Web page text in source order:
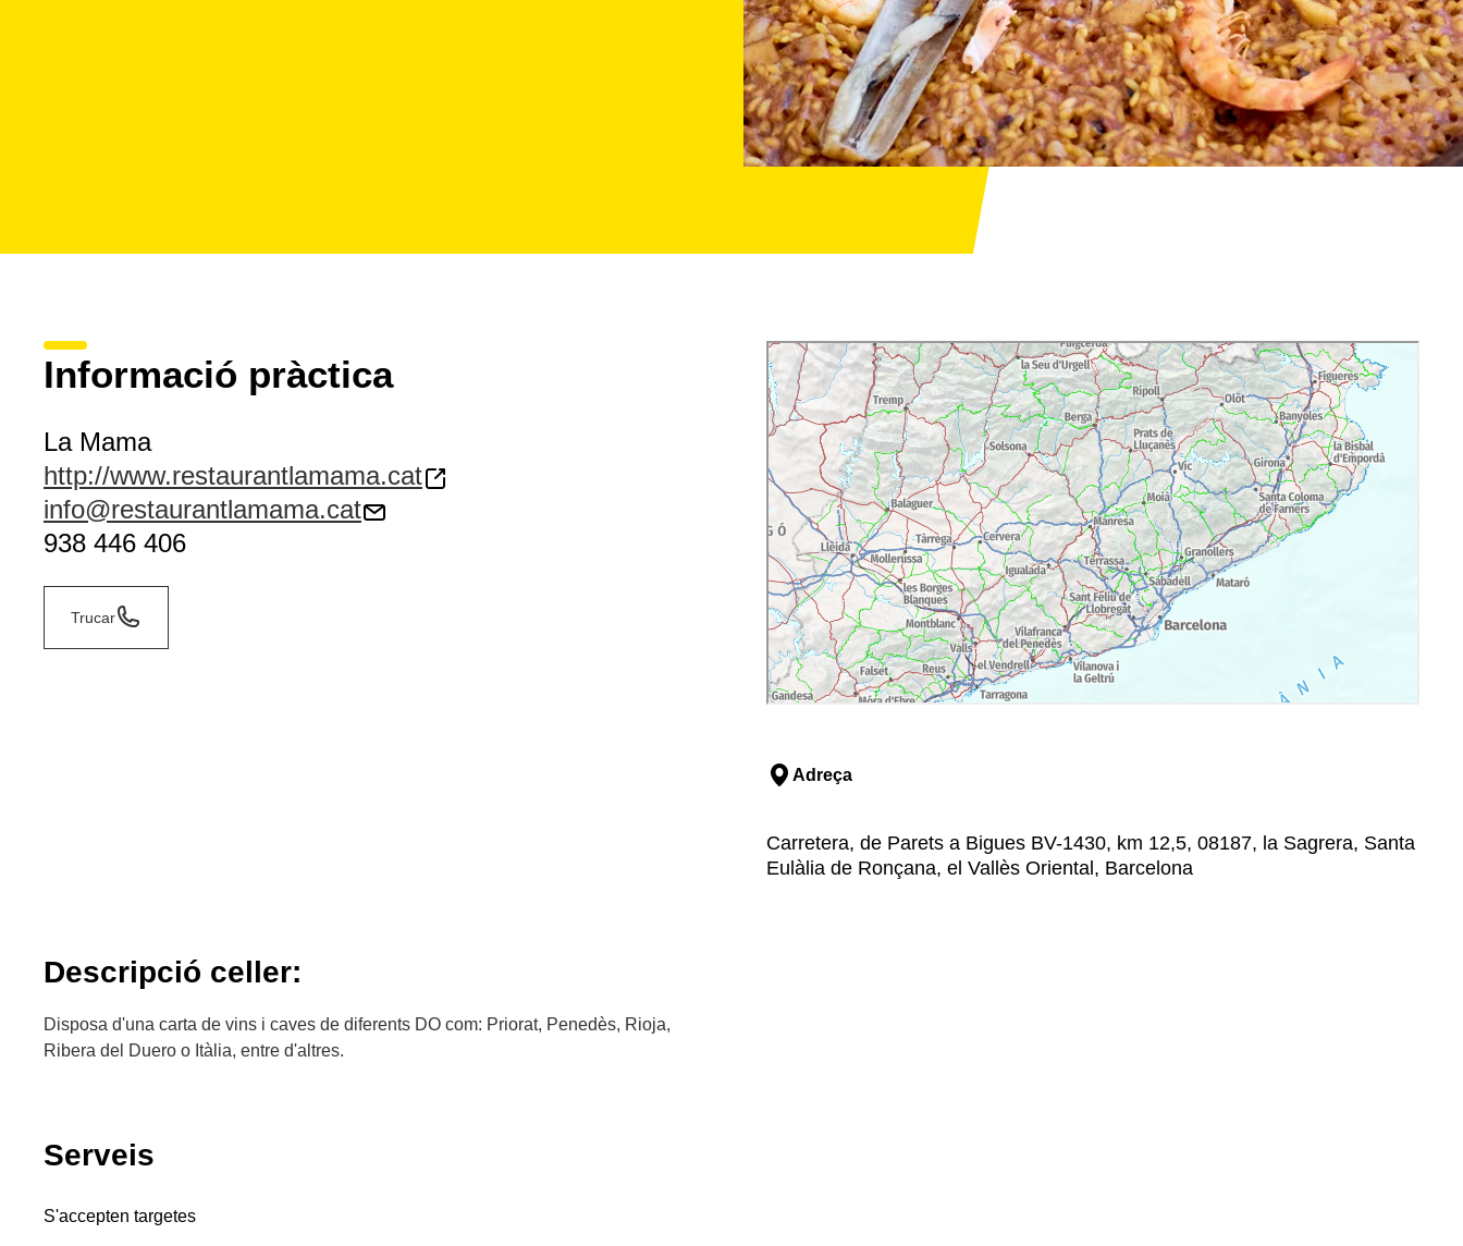
Informació pràctica
La Mama
http://www.restaurantlamama.cat
info@restaurantlamama.cat
938 446 406
Trucar
Adreça
Carretera, de Parets a Bigues BV-1430, km 12,5, 08187, la Sagrera, Santa
Eulàlia de Ronçana, el Vallès Oriental, Barcelona
Descripció celler:
Disposa d'una carta de vins i caves de diferents DO com: Priorat, Penedès, Rioja,
Ribera del Duero o Itàlia, entre d'altres.
Serveis
S'accepten targetes